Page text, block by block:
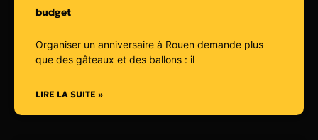
budget
Organiser un anniversaire à Rouen demande plus
que des gâteaux et des ballons : il
LIRE LA SUITE »